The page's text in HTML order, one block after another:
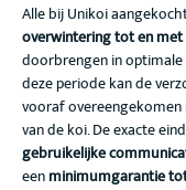
Alle bij Unikoi
overwintering tot en
doorbrengen in
deze periode kan de
vooraf
van de koi. De exacte
gebruikelijke
eenminimumgarantie